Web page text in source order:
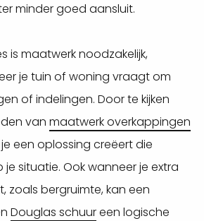
minder goed aansluit.
is maatwerk noodzakelijk,
je tuin of woning vraagt om
of indelingen. Door te kijken
van maatwerk overkappingen
een oplossing creëert die
situatie. Ook wanneer je extra
zoals bergruimte, kan een
Douglas schuureen logische